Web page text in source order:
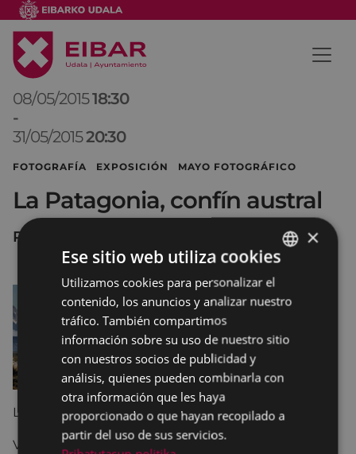
08/05/201518:30
-
31/05/201520:30
FOTOGRAFÍA EXPOSICIÓN MAYO FOTOGRÁFICO
La Patagonia, confín austral
PORTALEA
LUIS ALBERTO FRANKE
Vistas y situaciones en una tierra lejana para la
BASQUE
SPANISH
×
Ese sitio web utiliza cookies
Utilizamos cookies para personalizar el
contenido, los anuncios y analizar nuestro
tráfico. También compartimos
información sobre su uso de nuestro sitio
con nuestros socios de publicidad y
análisis, quienes pueden combinarla con
otra información que les haya
proporcionado o que hayan recopilado a
partir del uso de sus servicios.